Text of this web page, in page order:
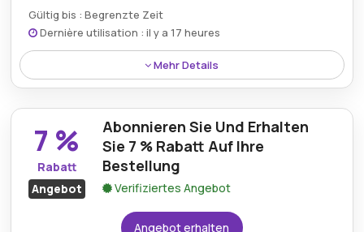
Gültig bis : Begrenzte Zeit
Dernière utilisation : il y a 17 heures
Mehr Details
Kunden können 55% auf das Ninja Speedi Rapid
Cooking System & Air Fryer ON400DEREFB sichern,
das Effizienz, Vielseitigkeit und Premium-Technologie
zu einem bemerkenswerten Wert kombiniert.
7 %
Rabatt
Angebot
Abonnieren Sie Und Erhalten
Sie 7 % Rabatt Auf Ihre
Bestellung
Verifiziertes Angebot
Angebot erhalten